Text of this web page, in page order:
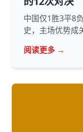
中国仅1胜3平8
史，主场优势成
阅读更多 →